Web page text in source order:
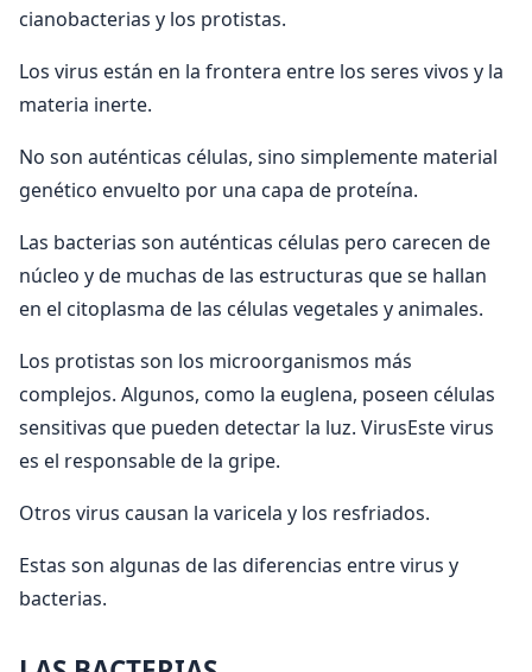
cianobacterias y los protistas.
Los virus están en la frontera entre los seres vivos y la
materia inerte.
No son auténticas células, sino simplemente material
genético envuelto por una capa de proteína.
Las bacterias son auténticas células pero carecen de
núcleo y de muchas de las estructuras que se hallan
en el citoplasma de las células vegetales y animales.
Los protistas son los microorganismos más
complejos. Algunos, como la euglena, poseen células
sensitivas que pueden detectar la luz. VirusEste virus
es el responsable de la gripe.
Otros virus causan la varicela y los resfriados.
Estas son algunas de las diferencias entre virus y
bacterias.